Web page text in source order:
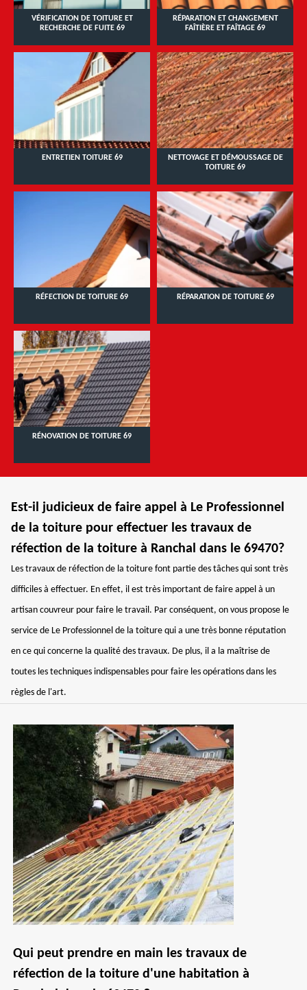
VÉRIFICATION DE TOITURE ET
RECHERCHE DE FUITE 69
RÉPARATION ET CHANGEMENT
FAÎTIÈRE ET FAÎTAGE 69
ENTRETIEN TOITURE 69
NETTOYAGE ET DÉMOUSSAGE DE
TOITURE 69
RÉFECTION DE TOITURE 69 RÉPARATION DE TOITURE 69
RÉNOVATION DE TOITURE 69
Est-il judicieux de faire appel à Le Professionnel
de la toiture pour effectuer les travaux de
réfection de la toiture à Ranchal dans le 69470?
Les travaux de réfection de la toiture font partie des tâches qui sont très
difficiles à effectuer. En effet, il est très important de faire appel à un
artisan couvreur pour faire le travail. Par conséquent, on vous propose le
service de Le Professionnel de la toiture qui a une très bonne réputation
en ce qui concerne la qualité des travaux. De plus, il a la maîtrise de
toutes les techniques indispensables pour faire les opérations dans les
règles de l'art.
Qui peut prendre en main les travaux de
réfection de la toiture d'une habitation à